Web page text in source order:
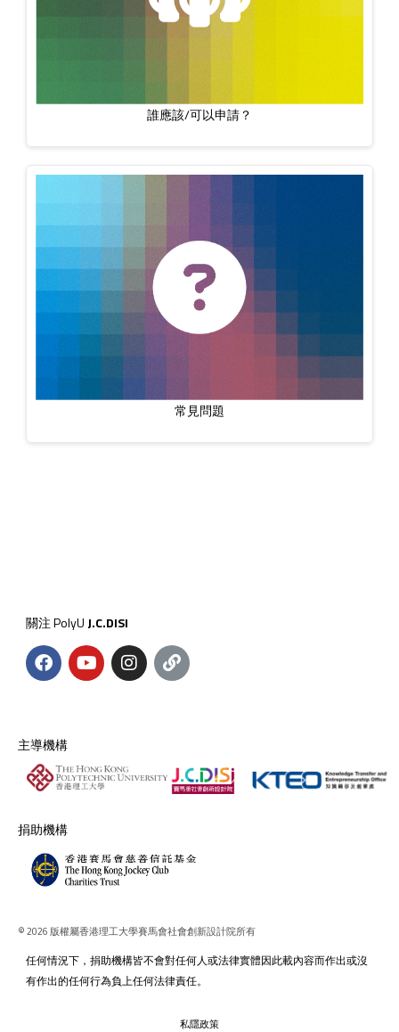
誰應該/可以申請？
常見問題
關注 PolyU J.C.DISI
主導機構
捐助機構
© 2026 版權屬香港理工大學賽馬會社會創新設計院所有
任何情況下，捐助機構皆不會對任何人或法律實體因此載內容而作出或沒
有作出的任何行為負上任何法律責任。
私隱政策